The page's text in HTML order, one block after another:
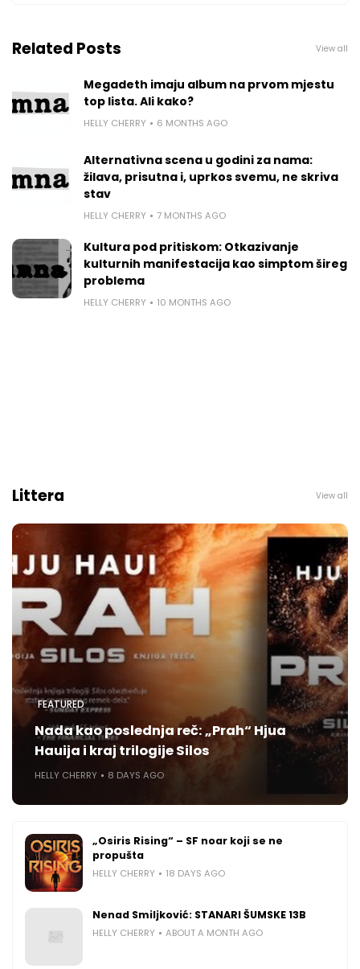
Related Posts View all
Megadeth imaju album na prvom mjestu
top lista. Ali kako?
HELLY CHERRY 6 MONTHS AGO
Alternativna scena u godini za nama:
žilava, prisutna i, uprkos svemu, ne skriva
stav
HELLY CHERRY 7 MONTHS AGO
Kultura pod pritiskom: Otkazivanje
kulturnih manifestacija kao simptom šireg
problema
HELLY CHERRY 10 MONTHS AGO
Littera View all
FEATURED
Nada kao poslednja reč: „Prah“ Hjua
Hauija i kraj trilogije Silos
HELLY CHERRY 8 DAYS AGO
„Osiris Rising“ – SF noar koji se ne
propušta
HELLY CHERRY 18 DAYS AGO
Nenad Smiljković: STANARI ŠUMSKE 13B
HELLY CHERRY ABOUT A MONTH AGO